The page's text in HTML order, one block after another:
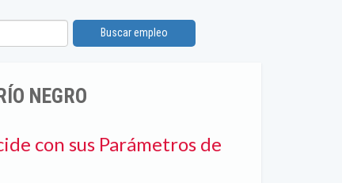
Buscar empleo
NEGRO
con sus Parámetros de